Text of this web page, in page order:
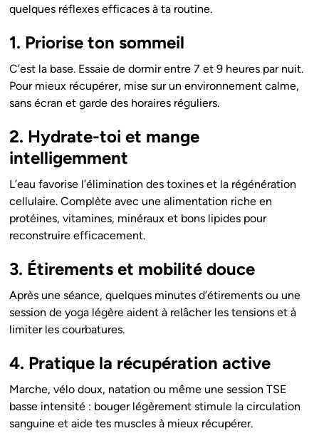
quelques réflexes efficaces à ta routine.
1. Priorise ton sommeil
C’est la base. Essaie de dormir entre 7 et 9 heures par nuit.
Pour mieux récupérer, mise sur un environnement calme,
sans écran et garde des horaires réguliers.
2. Hydrate-toi et mange
intelligemment
L’eau favorise l’élimination des toxines et la régénération
cellulaire. Complète avec une alimentation riche en
protéines, vitamines, minéraux et bons lipides pour
reconstruire efficacement.
3. Étirements et mobilité douce
Après une séance, quelques minutes d’étirements ou une
session de yoga légère aident à relâcher les tensions et à
limiter les courbatures.
4. Pratique la récupération active
Marche, vélo doux, natation ou même une session TSE
basse intensité : bouger légèrement stimule la circulation
sanguine et aide tes muscles à mieux récupérer.